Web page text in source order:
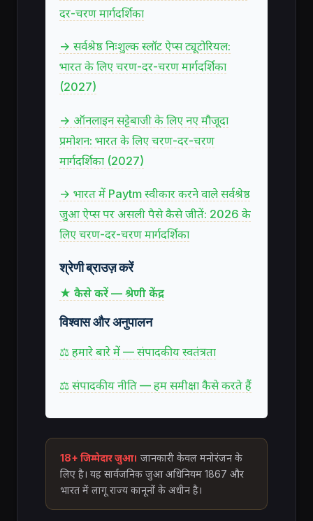
दर-चरण मार्गदर्शिका
→ सर्वश्रेष्ठ निःशुल्क स्लॉट ऐप्स ट्यूटोरियल:
भारत के लिए चरण-दर-चरण मार्गदर्शिका
(2027)
→ ऑनलाइन सट्टेबाजी के लिए नए मौजूदा
प्रमोशन: भारत के लिए चरण-दर-चरण
मार्गदर्शिका (2027)
→ भारत में Paytm स्वीकार करने वाले सर्वश्रेष्ठ
जुआ ऐप्स पर असली पैसे कैसे जीतें: 2026 के
लिए चरण-दर-चरण मार्गदर्शिका
श्रेणी ब्राउज़ करें
★ कैसे करें — श्रेणी केंद्र
विश्वास और अनुपालन
⚖ हमारे बारे में — संपादकीय स्वतंत्रता
⚖ संपादकीय नीति — हम समीक्षा कैसे करते हैं
18+ जिम्मेदार जुआ। जानकारी केवल मनोरंजन के
लिए है। यह सार्वजनिक जुआ अधिनियम 1867 और
भारत में लागू राज्य कानूनों के अधीन है।